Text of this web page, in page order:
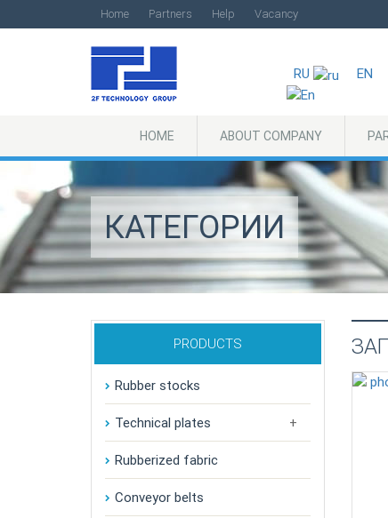
Home Partners Help Vacancy
RU EN
HOME ABOUT COMPANY
КАТЕГОРИИ
PRODUCTS
Rubber stocks
Technical plates
Rubberized fabric
Conveyor belts